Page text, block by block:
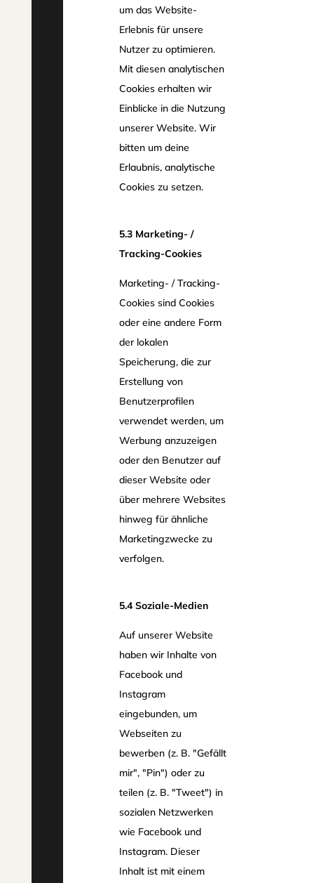
um das Website-
Erlebnis für unsere
Nutzer zu optimieren.
Mit diesen analytischen
Cookies erhalten wir
Einblicke in die Nutzung
unserer Website. Wir
bitten um deine
Erlaubnis, analytische
Cookies zu setzen.
5.3 Marketing- /
Tracking-Cookies
Marketing- / Tracking-
Cookies sind Cookies
oder eine andere Form
der lokalen
Speicherung, die zur
Erstellung von
Benutzerprofilen
verwendet werden, um
Werbung anzuzeigen
oder den Benutzer auf
dieser Website oder
über mehrere Websites
hinweg für ähnliche
Marketingzwecke zu
verfolgen.
5.4 Soziale-Medien
Auf unserer Website
haben wir Inhalte von
Facebook und
Instagram
eingebunden, um
Webseiten zu
bewerben (z. B. "Gefällt
mir", "Pin") oder zu
teilen (z. B. "Tweet") in
sozialen Netzwerken
wie Facebook und
Instagram. Dieser
Inhalt ist mit einem